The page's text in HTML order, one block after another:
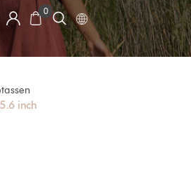
0
inch